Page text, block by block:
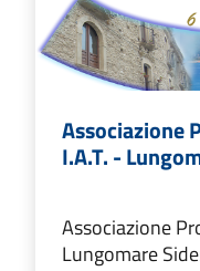
Associazione
I.A.T. -
Associazione
Lungomare